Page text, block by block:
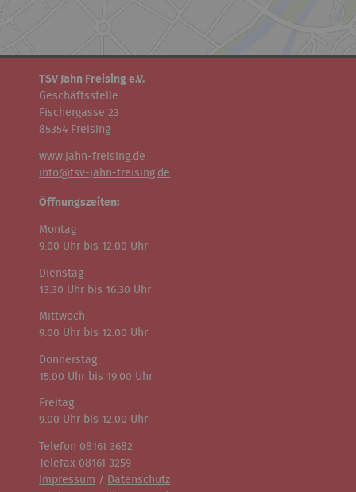
TSV Jahn Freising e.V.
Geschäftsstelle:
Fischergasse 23
85354 Freising
www.jahn-freising.de
info@tsv-jahn-freising.de
Öffnungszeiten:
Montag
9.00 Uhr bis 12.00 Uhr
Dienstag
13.30 Uhr bis 16.30 Uhr
Mittwoch
9.00 Uhr bis 12.00 Uhr
Donnerstag
15.00 Uhr bis 19.00 Uhr
Freitag
9.00 Uhr bis 12.00 Uhr
Telefon 08161 3682
Telefax 08161 3259
Impressum /
Datenschutz